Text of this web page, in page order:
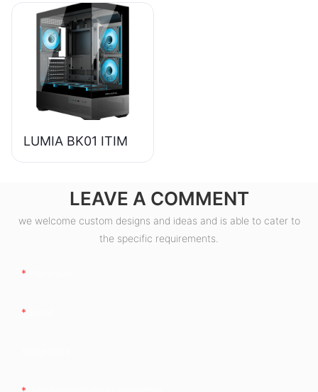
80+ Bronze na
Suplay ng Kuryente
para sa Desktop PC
ESB550W
LUMIA BK01 ITIM
LEAVE A COMMENT
we welcome custom designs and ideas and is able to cater to
the specific requirements.